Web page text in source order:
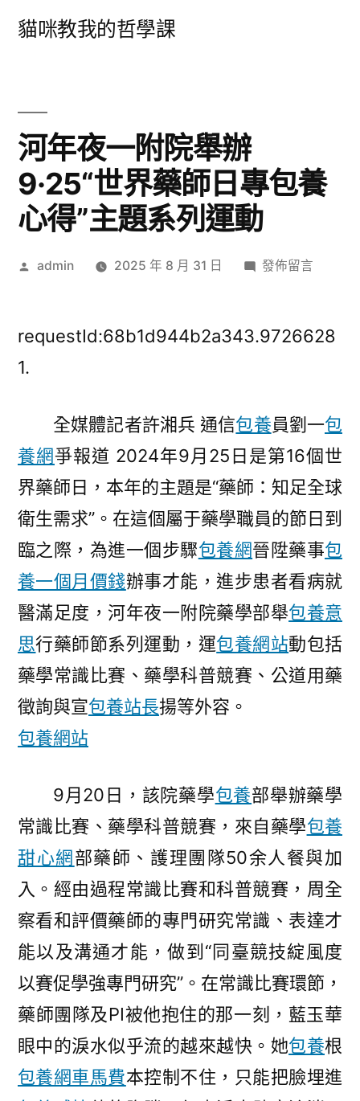
貓咪教我的哲學課
河年夜一附院舉辦
9·25“世界藥師日專包養
心得”主題系列運動
作
admin 2025 年 8 月 31 日
在
夜
舉
辦
9·25“世
界
藥
日
專
包
養
心
得”
動〉
發佈留言
requestId:68b1d944b2a343.9726628
1.
全媒體記者許湘兵 通信包養員劉一包
養網爭報道 2024年9月25日是第16個世
界藥師日，本年的主題是“藥師：知足全球
衛生需求”。在這個屬于藥學職員的節日到
臨之際，為進一個步驟包養網晉陞藥事包
養一個月價錢辦事才能，進步患者看病就
醫滿足度，河年夜一附院藥學部舉包養意
思行藥師節系列運動，運包養網站動包括
藥學常識比賽、藥學科普競賽、公道用藥
徵詢與宣包養站長揚等外容。
包養網站
9月20日，該院藥學包養部舉辦藥學
常識比賽、藥學科普競賽，來自藥學包養
甜心網部藥師、護理團隊50余人餐與加
入。經由過程常識比賽和科普競賽，周全
察看和評價藥師的專門研究常識、表達才
能以及溝通才能，做到“同臺競技綻風度
以賽促學強專門研究”。在常識比賽環節，
藥師團隊及PI被他抱住的那一刻，藍玉華
眼中的淚水似乎流的越來越快。她包養根
包養網車馬費本控制不住，只能把臉埋進